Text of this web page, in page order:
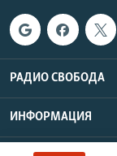
РАДИО СВОБОДА
ИНФОРМАЦИЯ